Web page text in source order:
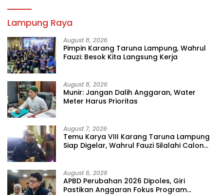
Lampung Raya
August 8, 2026
Pimpin Karang Taruna Lampung, Wahrul
Fauzi: Besok Kita Langsung Kerja
August 8, 2026
Munir: Jangan Dalih Anggaran, Water
Meter Harus Prioritas
August 7, 2026
Temu Karya VIII Karang Taruna Lampung
Siap Digelar, Wahrul Fauzi Silalahi Calon
August 6, 2026
APBD Perubahan 2026 Dipoles, Giri
Pastikan Anggaran Fokus Program